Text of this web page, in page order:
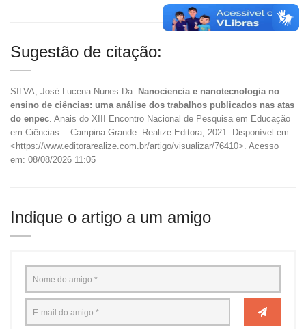
Sugestão de citação:
SILVA, José Lucena Nunes Da. Nanociencia e nanotecnologia no
ensino de ciências: uma análise dos trabalhos publicados nas atas
do enpec. Anais do XIII Encontro Nacional de Pesquisa em Educação
em Ciências... Campina Grande: Realize Editora, 2021. Disponível em:
<https://www.editorarealize.com.br/artigo/visualizar/76410>. Acesso
em: 08/08/2026 11:05
Indique o artigo a um amigo